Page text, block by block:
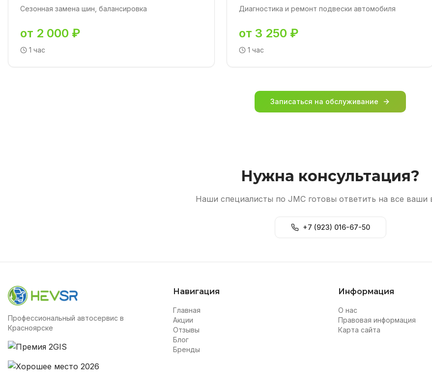
Сезонная замена шин, балансировка
от 2 000 ₽
1 час
Диагностика и ремонт подвески автомобиля
от 3 250 ₽
1 час
Записаться на обслуживание
Нужна консультация?
Наши специалисты по JMC готовы ответить на все ваши
+7 (923) 016-67-50
Профессиональный автосервис в
Красноярске
Навигация
Главная
Акции
Отзывы
Блог
Бренды
Информация
О нас
Правовая информация
Карта сайта